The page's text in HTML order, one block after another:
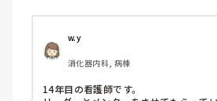
私はもともと人見知りで、自分から
ことが苦手なタイプです。
プリセプターを変えたいと思った理
距離感です。
w.y
消化器内科, 病棟
14年目の看護師です。